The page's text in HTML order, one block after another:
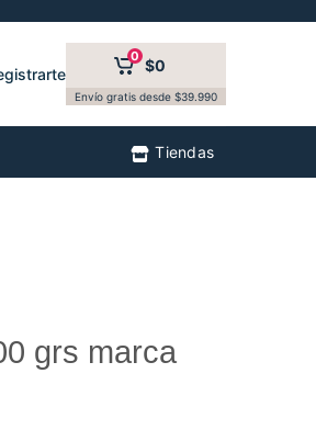
0 $0
Envío gratis desde $39.990
Tiendas
grs marca